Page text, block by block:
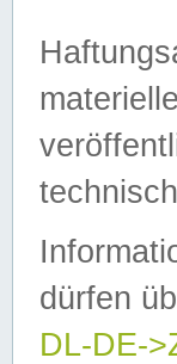
dürfen
DL-DE-